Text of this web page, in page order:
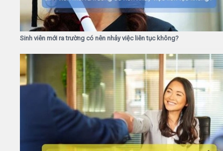
Sinh viên mới ra trường có nên nhảy việc liên tục không?